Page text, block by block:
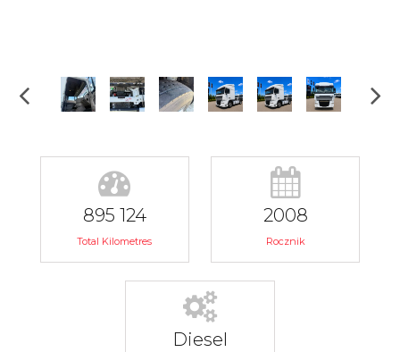
895 124
Total Kilometres
2008
Rocznik
Diesel